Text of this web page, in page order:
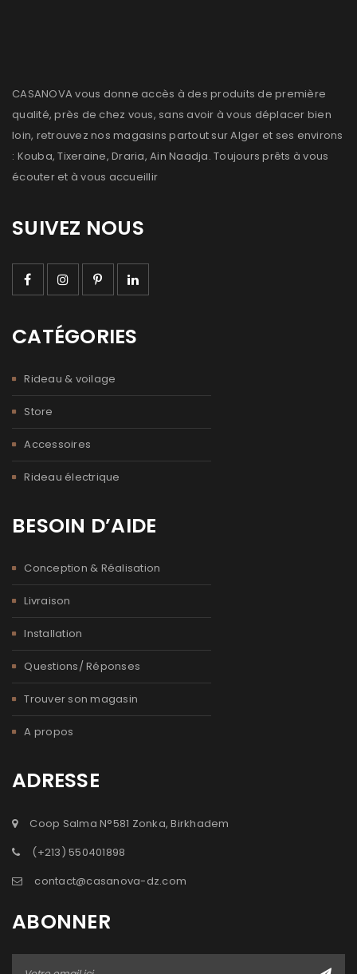
CASANOVA vous donne accès à des produits de première
qualité, près de chez vous, sans avoir à vous déplacer bien
loin, retrouvez nos magasins partout sur Alger et ses environs
: Kouba, Tixeraine, Draria, Ain Naadja. Toujours prêts à vous
écouter et à vous accueillir
SUIVEZ NOUS
CATÉGORIES
Rideau & voilage
Store
Accessoires
Rideau électrique
BESOIN D’AIDE
Conception & Réalisation
Livraison
Installation
Questions/ Réponses
Trouver son magasin
A propos
ADRESSE
Coop Salma N°581 Zonka, Birkhadem
(+213) 550401898
contact@casanova-dz.com
ABONNER